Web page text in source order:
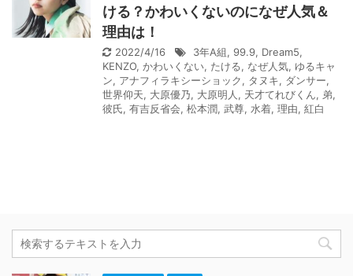
ける？かわいくないのになぜ人気＆
理由は！
2022/4/16 3年A組, 99.9, Dream5,
KENZO, かわいくない, たける, なぜ人気, ゆるキャ
ン, アナフィラキシーショック, タヌキ, ダンサー,
世界仰天, 大原優乃, 大原明人 , 天才てれびくん, 弟,
彼氏, 有吉反省会, 松本潤, 武尊, 水着, 理由, 紅白